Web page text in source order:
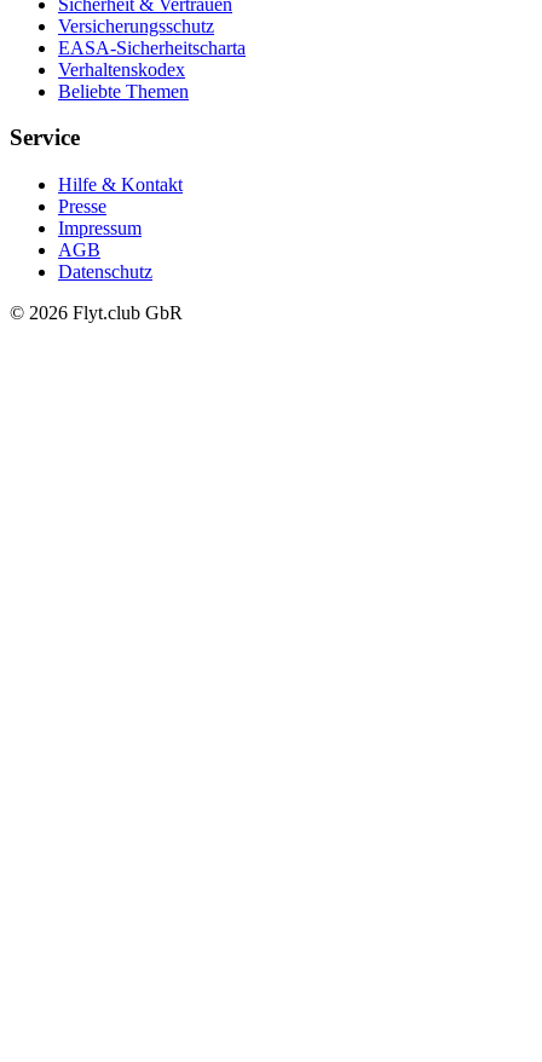
Versicherungsschutz
EASA-Sicherheitscharta
Verhaltenskodex
Beliebte Themen
Service
Hilfe & Kontakt
Presse
Impressum
AGB
Datenschutz
© 2026 Flyt.club GbR